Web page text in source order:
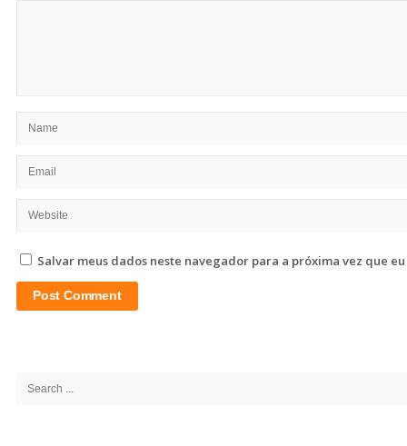
Salvar meus dados neste navegador para a próxima vez que
Search